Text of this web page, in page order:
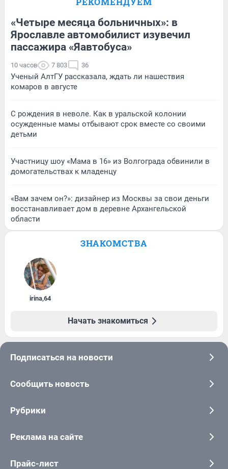
«Четыре месяца больничных»: в
Ярославле автомобилист изувечил
пассажира «Яавтобуса»
10 часов 7 803 36
Ученый АлтГУ рассказала, ждать ли нашествия
комаров в августе
С рождения в неволе. Как в уральской колонии
осужденные мамы отбывают срок вместе со своими
детьми
Участницу шоу «Мама в 16» из Волгограда обвинили в
домогательствах к младенцу
«Вам зачем он?»: дизайнер из Москвы за свои деньги
восстанавливает дом в деревне Архангельской
области
ЗНАКОМСТВА
irina,64
Начать знакомиться
Подписаться на новости
Сообщить новость
Рубрики
Реклама на сайте
Прайс-лист